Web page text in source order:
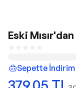
Eski
Sepette İndirim